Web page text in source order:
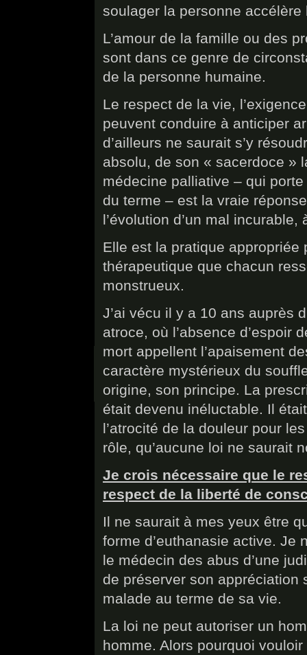
soulager la personne
L’amour de la famille ou des
sont dans ce genre de
de la personne humaine.
Le respect de la vie,
peuvent conduire à anticiper
d’ailleurs ne saurait s’y
absolu, de son « sacerdoce »
médecine palliative – qui
du terme – est la vraie
l’évolution d’un mal
Elle est la pratique appropriée
thérapeutique que chacun
monstrueux.
J’ai vécu il y a 10 ans auprès
atroce, où l’absence d’espoir
mort appellent l’apaisement
caractère mystérieux du
origine, son principe. La
était devenu inéluctable. Il
l’atrocité de la douleur pour
rôle, qu’aucune loi ne saurait
Je crois nécessaire que le
respect de la liberté de
Il ne saurait à mes yeux être
forme d’euthanasie active. Je
le médecin des abus d’une
de préserver son appréciation
malade au terme de sa vie.
La loi ne peut autoriser un
homme. Alors pourquoi